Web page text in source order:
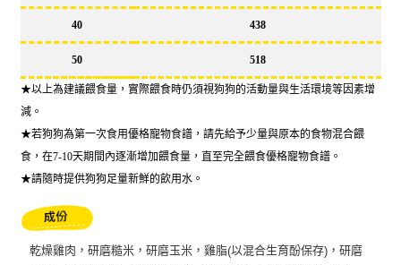
40 438
50 518
★以上為建議餵食量，實際餵食時仍須視狗狗的活動量與生活環境等因素增
減。
★若狗狗為第一次食用優格寵物食譜，請先給予少量與原本的食物混合餵
食，在7-10天期間內逐漸增加餵食量，直至完全餵食優格寵物食譜。
★請隨時提供狗狗足量新鮮的飲用水。
乾燥雞肉，研磨糙米，研磨玉米，雞脂(以混合生育酚保存)，研磨